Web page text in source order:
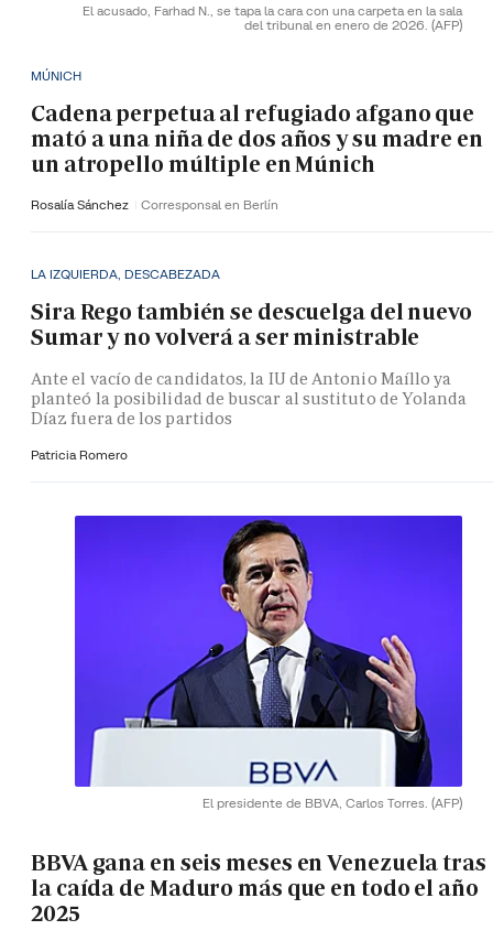
El acusado, Farhad N., se tapa la cara con una carpeta en la sala
del tribunal en enero de 2026. (AFP)
MÚNICH
Cadena perpetua al refugiado afgano que
mató a una niña de dos años y su madre en
un atropello múltiple en Múnich
Rosalía Sánchez Corresponsal en Berlín
LA IZQUIERDA, DESCABEZADA
Sira Rego también se descuelga del nuevo
Sumar y no volverá a ser ministrable
Ante el vacío de candidatos, la IU de Antonio Maíllo ya
planteó la posibilidad de buscar al sustituto de Yolanda
Díaz fuera de los partidos
Patricia Romero
El presidente de BBVA, Carlos Torres. (AFP)
BBVA gana en seis meses en Venezuela tras
la caída de Maduro más que en todo el año
2025